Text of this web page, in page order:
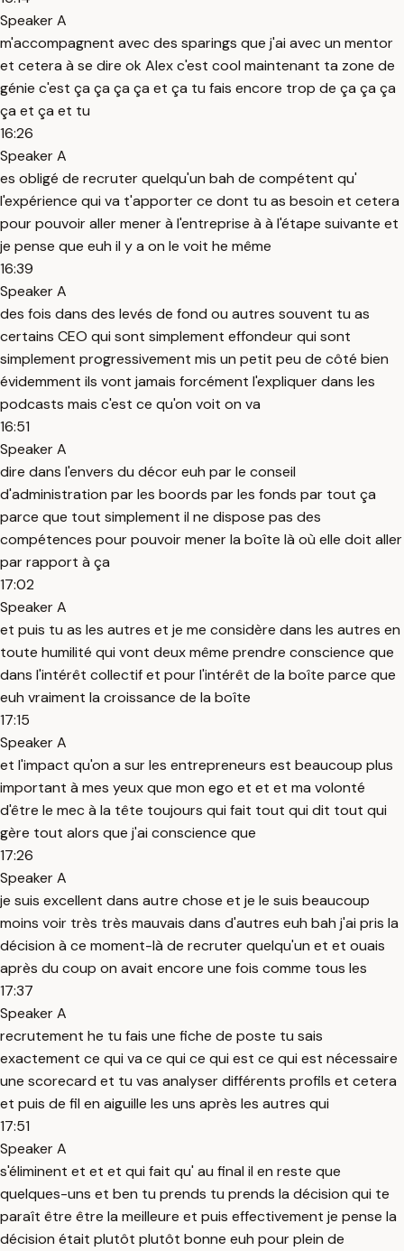
Speaker A
m'accompagnent avec des sparings que j'ai avec un mentor
et cetera à se dire ok Alex c'est cool maintenant ta zone de
génie c'est ça ça ça ça et ça tu fais encore trop de ça ça ça
ça et ça et tu
16:26
Speaker A
es obligé de recruter quelqu'un bah de compétent qu'
l'expérience qui va t'apporter ce dont tu as besoin et cetera
pour pouvoir aller mener à l'entreprise à à l'étape suivante et
je pense que euh il y a on le voit he même
16:39
Speaker A
des fois dans des levés de fond ou autres souvent tu as
certains CEO qui sont simplement effondeur qui sont
simplement progressivement mis un petit peu de côté bien
évidemment ils vont jamais forcément l'expliquer dans les
podcasts mais c'est ce qu'on voit on va
16:51
Speaker A
dire dans l'envers du décor euh par le conseil
d'administration par les boords par les fonds par tout ça
parce que tout simplement il ne dispose pas des
compétences pour pouvoir mener la boîte là où elle doit aller
par rapport à ça
17:02
Speaker A
et puis tu as les autres et je me considère dans les autres en
toute humilité qui vont deux même prendre conscience que
dans l'intérêt collectif et pour l'intérêt de la boîte parce que
euh vraiment la croissance de la boîte
17:15
Speaker A
et l'impact qu'on a sur les entrepreneurs est beaucoup plus
important à mes yeux que mon ego et et et ma volonté
d'être le mec à la tête toujours qui fait tout qui dit tout qui
gère tout alors que j'ai conscience que
17:26
Speaker A
je suis excellent dans autre chose et je le suis beaucoup
moins voir très très mauvais dans d'autres euh bah j'ai pris la
décision à ce moment-là de recruter quelqu'un et et ouais
après du coup on avait encore une fois comme tous les
17:37
Speaker A
recrutement he tu fais une fiche de poste tu sais
exactement ce qui va ce qui ce qui est ce qui est nécessaire
une scorecard et tu vas analyser différents profils et cetera
et puis de fil en aiguille les uns après les autres qui
17:51
Speaker A
s'éliminent et et et qui fait qu' au final il en reste que
quelques-uns et ben tu prends tu prends la décision qui te
paraît être être la meilleure et puis effectivement je pense la
décision était plutôt plutôt bonne euh pour plein de